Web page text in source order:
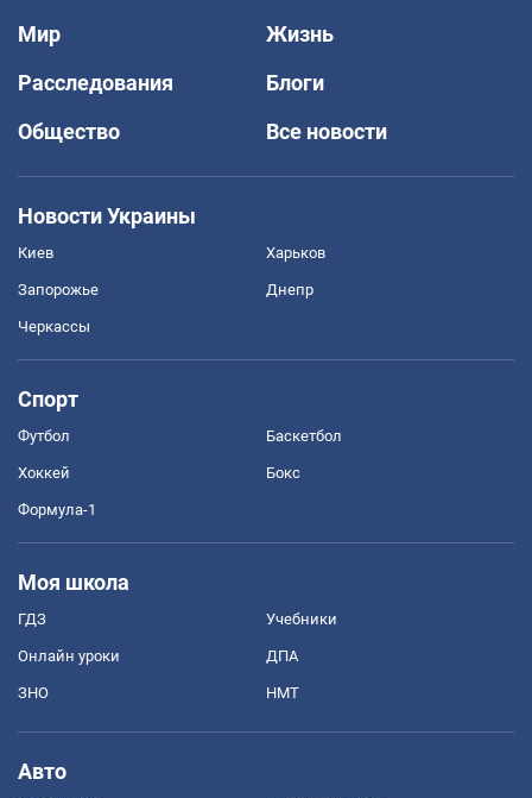
Мир
Жизнь
Расследования
Блоги
Общество
Все новости
Новости Украины
Киев Харьков
Запорожье Днепр
Черкассы
Спорт
Футбол Баскетбол
Хоккей Бокс
Формула-1
Моя школа
ГДЗ Учебники
Онлайн уроки ДПА
ЗНО НМТ
Авто